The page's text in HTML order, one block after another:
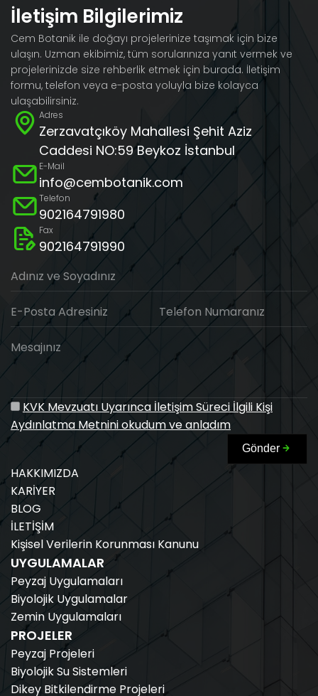
İletişim Bilgilerimiz
Cem Botanik ile doğayı projelerinize taşımak için bize
ulaşın. Uzman ekibimiz, tüm sorularınıza yanıt vermek ve
projelerinizde size rehberlik etmek için burada. İletişim
formu, telefon veya e-posta yoluyla bize kolayca
ulaşabilirsiniz.
Adres
Zerzavatçıköy Mahallesi Şehit Aziz
Caddesi NO:59 Beykoz İstanbul
E-Mail
info@cembotanik.com
Telefon
902164791980
Fax
902164791990
Adınız ve Soyadınız
E-Posta Adresiniz Telefon Numaranız
Mesajınız
KVK Mevzuatı Uyarınca İletişim Süreci İlgili Kişi
Aydınlatma Metnini okudum ve anladım
Gönder
HAKKIMIZDA
KARİYER
BLOG
İLETİŞİM
Kişisel Verilerin Korunması Kanunu
UYGULAMALAR
Peyzaj Uygulamaları
Biyolojik Uygulamalar
Zemin Uygulamaları
PROJELER
Peyzaj Projeleri
Biyolojik Su Sistemleri
Dikey Bitkilendirme Projeleri